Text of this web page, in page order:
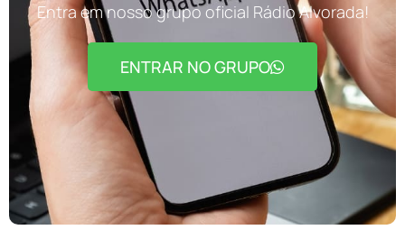
Entra em nosso grupo oficial Rádio Alvorada!
ENTRAR NO GRUPO